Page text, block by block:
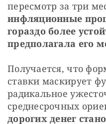
инфляционные
гораздо более
предполагала его
Получается, что
ставки маскирует
радикальное
среднесрочных